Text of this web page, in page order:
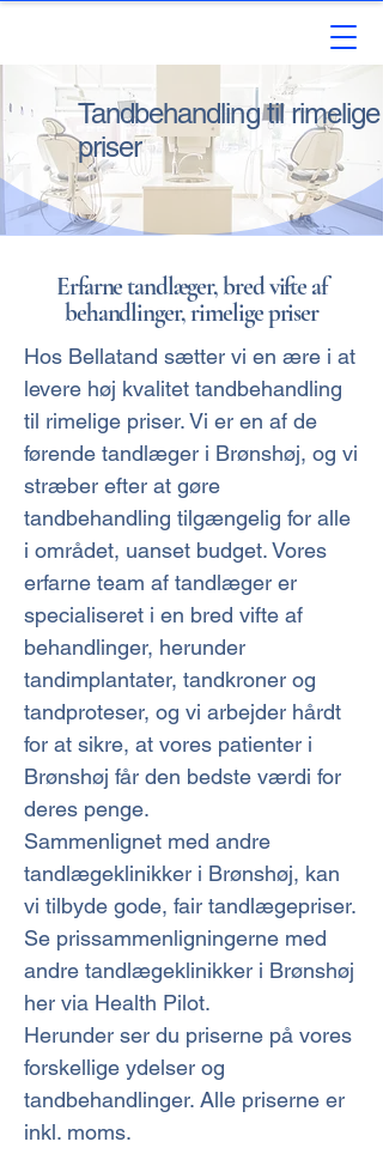
Tandbehandling til rimelige
priser
Erfarne tandlæger, bred vifte af
behandlinger, rimelige priser
Hos Bellatand sætter vi en ære i at
levere høj kvalitet tandbehandling
til rimelige priser. Vi er en af de
førende tandlæger i Brønshøj, og vi
stræber efter at gøre
tandbehandling tilgængelig for alle
i området, uanset budget. Vores
erfarne team af tandlæger er
specialiseret i en bred vifte af
behandlinger, herunder
tandimplantater, tandkroner og
tandproteser, og vi arbejder hårdt
for at sikre, at vores patienter i
Brønshøj får den bedste værdi for
deres penge.
Sammenlignet med andre
tandlægeklinikker i Brønshøj, kan
vi tilbyde gode, fair tandlægepriser.
Se prissammenligningerne med
andre tandlægeklinikker i Brønshøj
her via Health Pilot.
Herunder ser du priserne på vores
forskellige ydelser og
tandbehandlinger. Alle priserne er
inkl. moms.